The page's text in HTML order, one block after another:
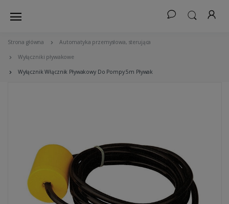
Strona główna Automatyka przemysłowa, sterująca
Wyłączniki pływakowe
Wyłącznik Włącznik Pływakowy Do Pompy 5m Pływak